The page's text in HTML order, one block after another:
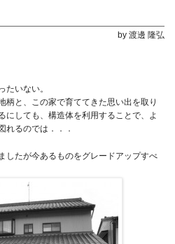
by 渡邊 隆弘
たいない。
柄と、この家で育ててきた思い出を取り
にしても、構造体を利用することで、よ
れるのでは．．．
したが今あるものをグレードアップすべ